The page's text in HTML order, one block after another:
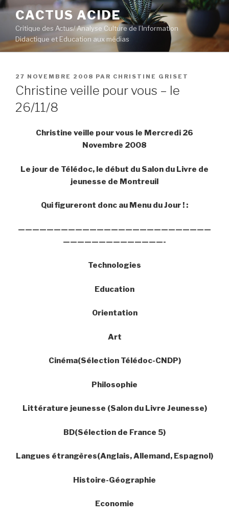
Aller
contenu
principal
CACTUS ACIDE
Critique des Actus/ Analyse Culture de l’Information
Didactique et Education aux médias
PUBLIÉ
LE
27 NOVEMBRE 2008 PAR CHRISTINE GRISET
Christine veille pour vous – le
26/11/8
Christine veille pour vous le Mercredi 26
Novembre 2008
Le jour de Télédoc, le début du Salon du Livre de
jeunesse de Montreuil
Qui figureront donc au Menu du Jour ! :
———————————————————————————
——————————————-
Technologies
Education
Orientation
Art
Cinéma(Sélection Télédoc-CNDP)
Philosophie
Littérature jeunesse (Salon du Livre Jeunesse)
BD(Sélection de France 5)
Langues étrangères(Anglais, Allemand, Espagnol)
Histoire-Géographie
Economie